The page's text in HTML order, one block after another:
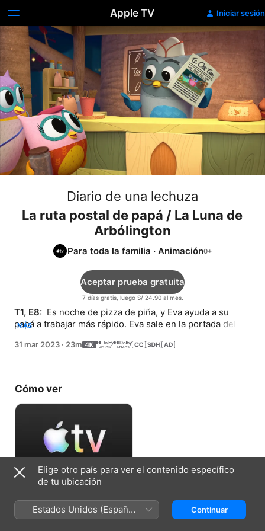
Apple TV Iniciar sesión
Diario de una lechuza
La ruta postal de papá / La Luna de
Arbólington
Para toda la familia ·Animación
7 días gratis, luego S/ 24.90 al mes.
Aceptar prueba gratuita
T1, E8: Es noche de pizza de piña, y Eva ayuda a su
papá a trabajar más rápido. Eva sale en la portada del
MÁS
31 mar 2023 · 23m
Cómo ver
7 días gratis, luego S/ 24.90 al mes.
Elige otro país para ver el contenido específico
de tu ubicación
Estados Unidos (Español
México)
Continuar